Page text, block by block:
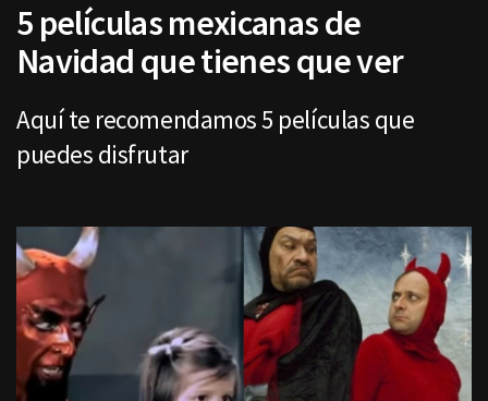
5 películas mexicanas de
Navidad que tienes que ver
Aquí te recomendamos 5 películas que
puedes disfrutar